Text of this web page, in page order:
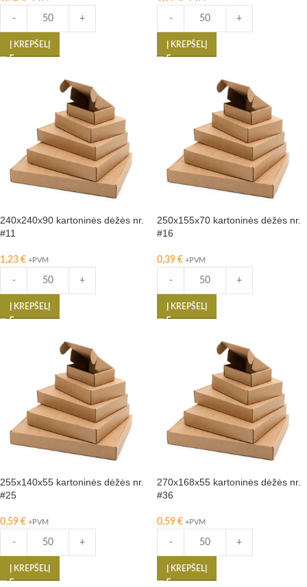
- +
Į KREPŠELĮ
- +
Į KREPŠELĮ
240x240x90 kartoninės dėžės nr.
#11
1,23 € +PVM
- +
Į KREPŠELĮ
250x155x70 kartoninės dėžės nr.
#16
0,39 € +PVM
- +
Į KREPŠELĮ
255x140x55 kartoninės dėžės nr.
#25
0,59 € +PVM
- +
Į KREPŠELĮ
270x168x55 kartoninės dėžės nr.
#36
0,59 € +PVM
- +
Į KREPŠELĮ